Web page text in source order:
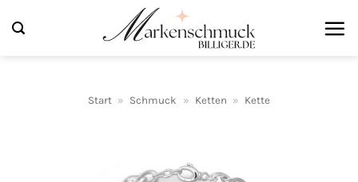
Inhalt
Start » Schmuck » Ketten » Kette